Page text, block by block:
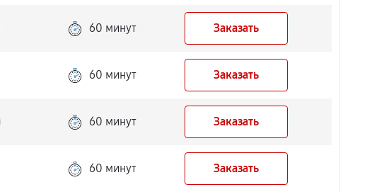
60 минут Заказать
60 минут Заказать
60 минут Заказать
60 минут Заказать